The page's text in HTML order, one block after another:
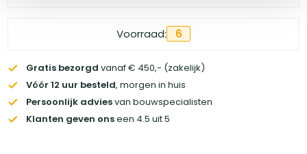
Voorraad: 6
Gratis bezorgd vanaf € 450,- (zakelijk)
Vóór 12 uur besteld, morgen in huis
Persoonlijk adviesvan bouwspecialisten
Klanten geven onseen 4.5 uit 5